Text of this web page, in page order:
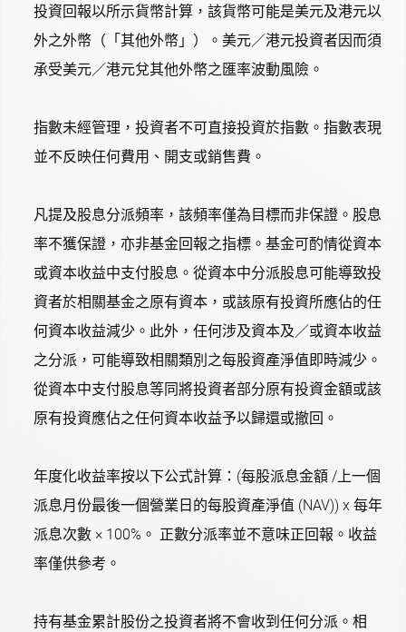
投資回報以所示貨幣計算，該貨幣可能是美元及港元以
外之外幣（「其他外幣」）。美元／港元投資者因而須
承受美元／港元兌其他外幣之匯率波動風險。
指數未經管理，投資者不可直接投資於指數。指數表現
並不反映任何費用、開支或銷售費。
凡提及股息分派頻率，該頻率僅為目標而非保證。股息
率不獲保證，亦非基金回報之指標。基金可酌情從資本
或資本收益中支付股息。從資本中分派股息可能導致投
資者於相關基金之原有資本，或該原有投資所應佔的任
何資本收益減少。此外，任何涉及資本及／或資本收益
之分派，可能導致相關類別之每股資產淨值即時減少。
從資本中支付股息等同將投資者部分原有投資金額或該
原有投資應佔之任何資本收益予以歸還或撤回。
年度化收益率按以下公式計算：(每股派息金額 /上一個
派息月份最後一個營業日的每股資產淨值 (NAV)) x 每年
派息次數 × 100%。 正數分派率並不意味正回報。收益
率僅供參考。
持有基金累計股份之投資者將不會收到任何分派。相